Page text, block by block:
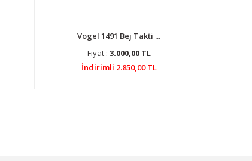
Vogel 1491 Bej Takti ...
Fiyat : 3.000,00 TL
İndirimli 2.850,00 TL